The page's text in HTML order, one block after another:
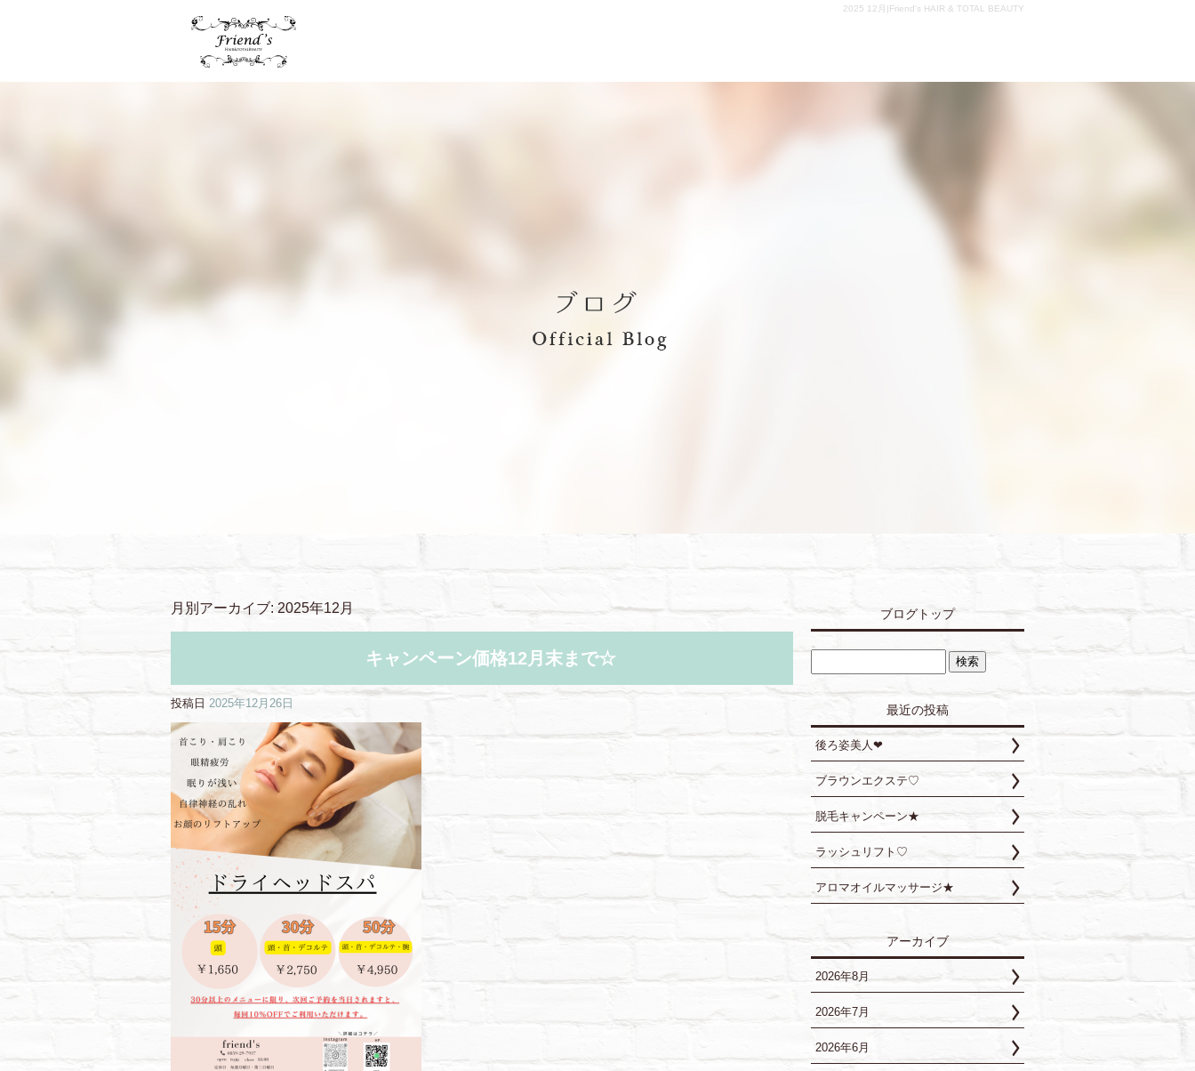
2025 12月|Friend's HAIR & TOTAL BEAUTY
月別アーカイブ: 2025年12月
キャンペーン価格12月末まで☆
投稿日 2025年12月26日
ブログトップ
最近の投稿
後ろ姿美人❤︎
ブラウンエクステ♡
脱毛キャンペーン★
ラッシュリフト♡
アロマオイルマッサージ★
アーカイブ
2026年8月
2026年7月
2026年6月